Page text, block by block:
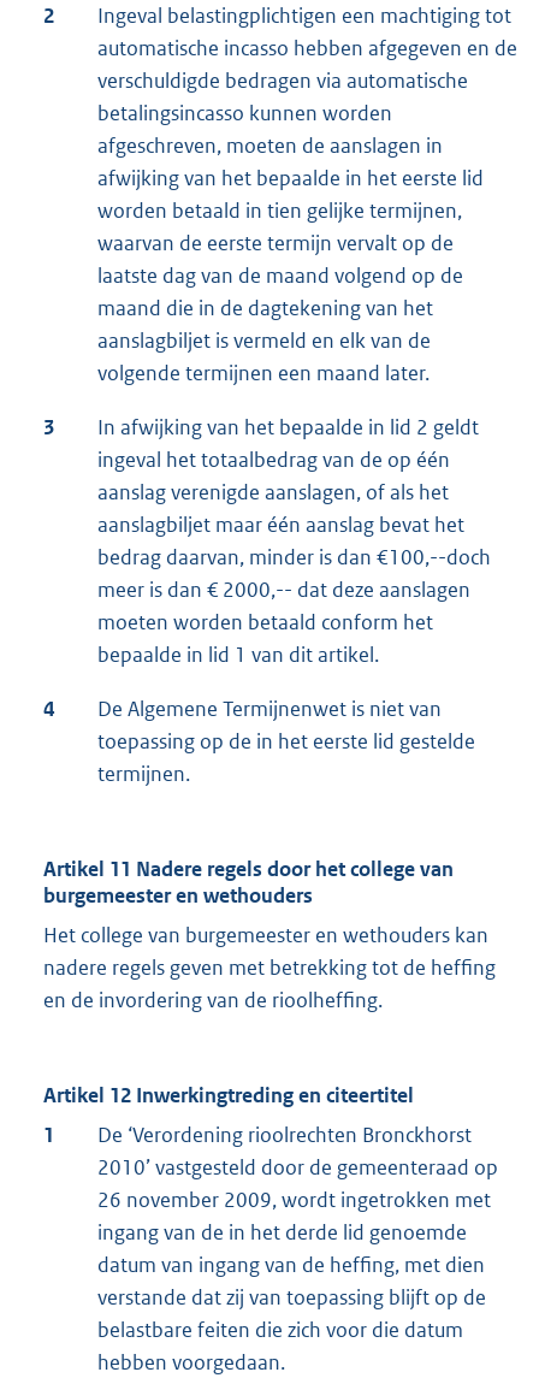
2
Ingeval belastingplichtigen een machtiging tot
automatische incasso hebben afgegeven en de
verschuldigde bedragen via automatische
betalingsincasso kunnen worden
afgeschreven, moeten de aanslagen in
afwijking van het bepaalde in het eerste lid
worden betaald in tien gelijke termijnen,
waarvan de eerste termijn vervalt op de
laatste dag van de maand volgend op de
maand die in de dagtekening van het
aanslagbiljet is vermeld en elk van de
volgende termijnen een maand later.
3
In afwijking van het bepaalde in lid 2 geldt
ingeval het totaalbedrag van de op één
aanslag verenigde aanslagen, of als het
aanslagbiljet maar één aanslag bevat het
bedrag daarvan, minder is dan €100,--doch
meer is dan € 2000,-- dat deze aanslagen
moeten worden betaald conform het
bepaalde in lid 1 van dit artikel.
4
De Algemene Termijnenwet is niet van
toepassing op de in het eerste lid gestelde
termijnen.
Artikel 11 Nadere regels door het college van
burgemeester en wethouders
Het college van burgemeester en wethouders kan
nadere regels geven met betrekking tot de heffing
en de invordering van de rioolheffing.
Artikel 12 Inwerkingtreding en citeertitel
1
De ‘Verordening rioolrechten Bronckhorst
2010’ vastgesteld door de gemeenteraad op
26 november 2009, wordt ingetrokken met
ingang van de in het derde lid genoemde
datum van ingang van de heffing, met dien
verstande dat zij van toepassing blijft op de
belastbare feiten die zich voor die datum
hebben voorgedaan.